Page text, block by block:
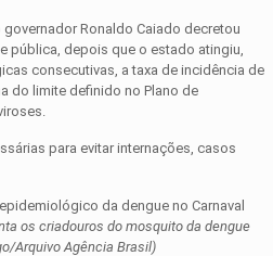
Ronaldo Caiado decretou
pública, depois que o estado atingiu,
consecutivas, a taxa de incidência de
do limite definido no Plano de
para evitar internações, casos
os criadouros do mosquito da dengue
Arquivo Agência Brasil)